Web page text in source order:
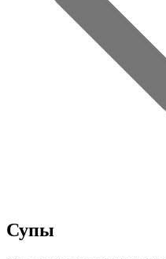
Супы